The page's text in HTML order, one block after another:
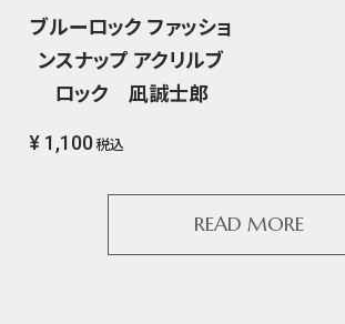
ブルーロック ファッショ
ンスナップ アクリルブ
ロック 凪誠士郎
¥ 1,100 税込
READ MORE